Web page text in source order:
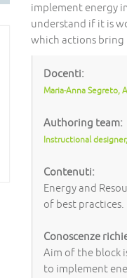
implement energy
understand if it is
which actions bring
Docenti:
Maria-Anna Segreto,
Authoring team:
Instructional
Contenuti:
Energy and
of best practices.
Conoscenze
Aim of the block
to implement